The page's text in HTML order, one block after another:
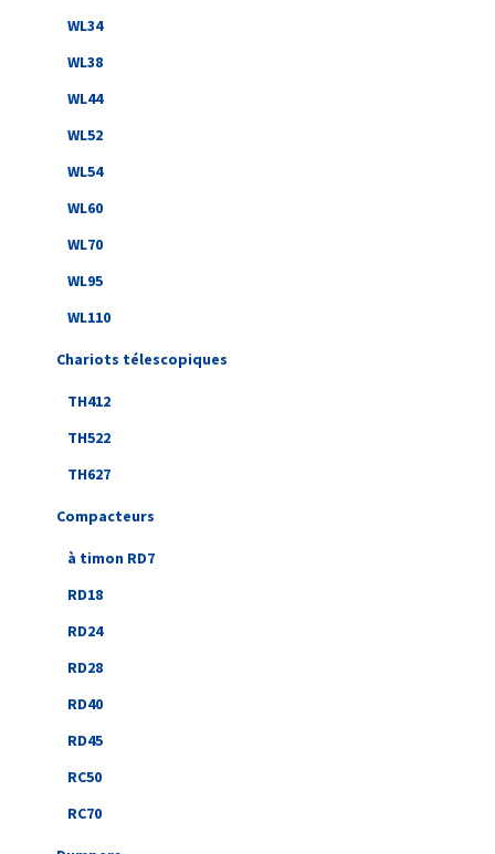
WL34
WL38
WL44
WL52
WL54
WL60
WL70
WL95
WL110
Chariots télescopiques
TH412
TH522
TH627
Compacteurs
à timon RD7
RD18
RD24
RD28
RD40
RD45
RC50
RC70